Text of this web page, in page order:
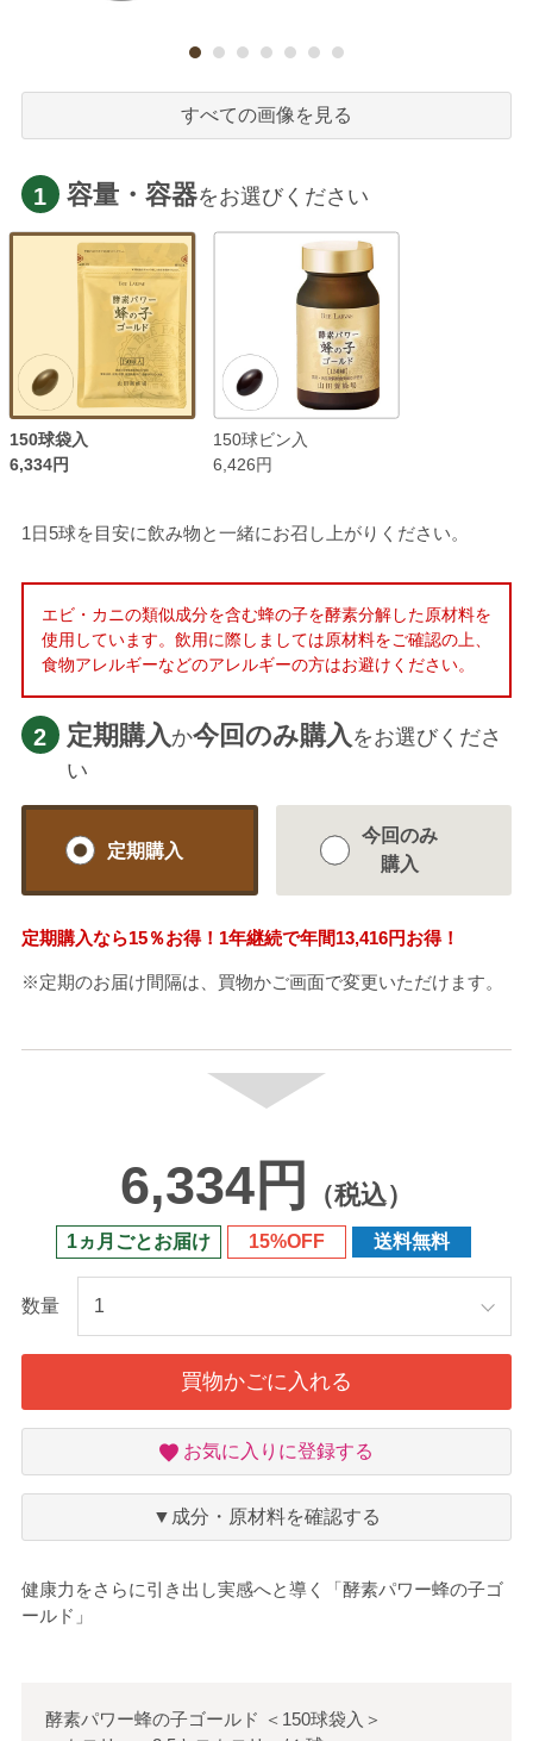
すべての画像を見る
1 容量・容器をお選びください
150球袋入
6,334円
150球ビン入
6,426円
1日5球を目安に飲み物と一緒にお召し上がりください。
エビ・カニの類似成分を含む蜂の子を酵素分解した原材料を
使用しています。飲用に際しましては原材料をご確認の上、
食物アレルギーなどのアレルギーの方はお避けください。
2 定期購入 か今回のみ購入 をお選びくださ
い
定期購入
今回のみ
購入
定期購入なら15％お得！1年継続で年間13,416円お得！
※定期のお届け間隔は、買物かご画面で変更いただけます。
6,334円 （税込）
1ヵ月ごとお届け 15%OFF 送料無料
数量
買物かごに入れる
お
入
り
お気に入りに登録する
▼成分・原材料を確認する
健康力をさらに引き出し実感へと導く「酵素パワー蜂の子ゴ
ールド」
酵素パワー蜂の子ゴールド ＜ 150球袋入 ＞